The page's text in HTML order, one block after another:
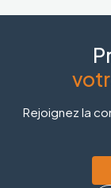
Rejoignez la